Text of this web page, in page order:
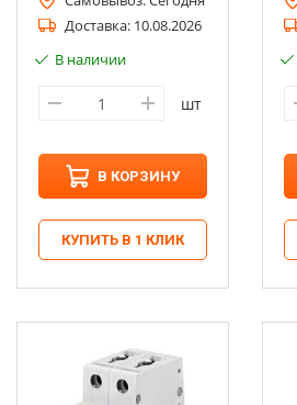
Доставка: 10.08.2026
В наличии
шт
В КОРЗИНУ
КУПИТЬ В 1 КЛИК